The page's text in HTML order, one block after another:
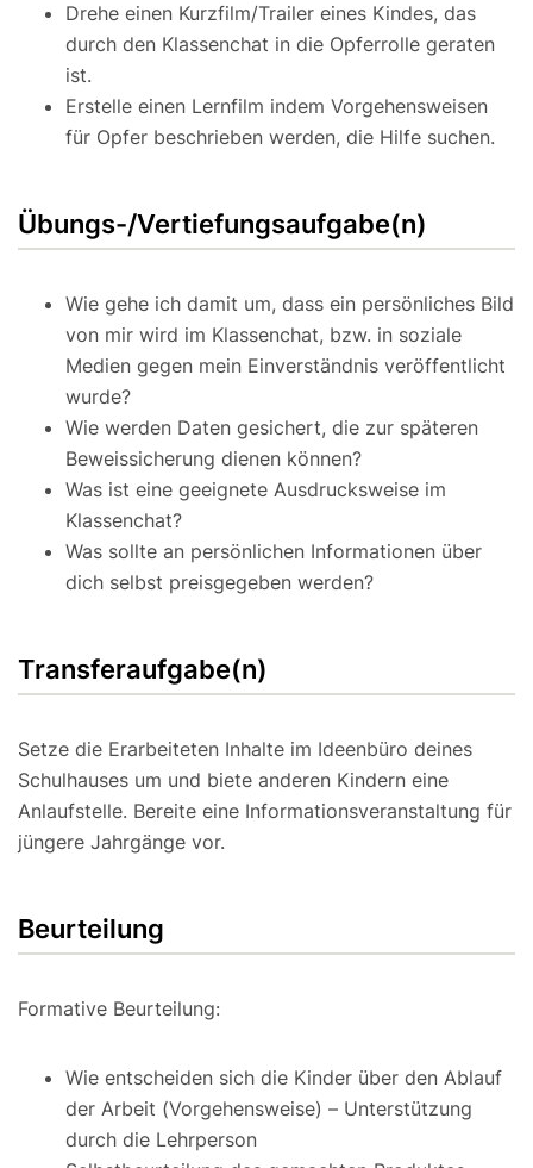
Drehe einen Kurzfilm/Trailer eines Kindes, das
durch den Klassenchat in die Opferrolle geraten
ist.
Erstelle einen Lernfilm indem Vorgehensweisen
für Opfer beschrieben werden, die Hilfe suchen.
Übungs-/Vertiefungsaufgabe(n)
Wie gehe ich damit um, dass ein persönliches Bild
von mir wird im Klassenchat, bzw. in soziale
Medien gegen mein Einverständnis veröffentlicht
wurde?
Wie werden Daten gesichert, die zur späteren
Beweissicherung dienen können?
Was ist eine geeignete Ausdrucksweise im
Klassenchat?
Was sollte an persönlichen Informationen über
dich selbst preisgegeben werden?
Transferaufgabe(n)
Setze die Erarbeiteten Inhalte im Ideenbüro deines
Schulhauses um und biete anderen Kindern eine
Anlaufstelle. Bereite eine Informationsveranstaltung für
jüngere Jahrgänge vor.
Beurteilung
Formative Beurteilung:
Wie entscheiden sich die Kinder über den Ablauf
der Arbeit (Vorgehensweise) – Unterstützung
durch die Lehrperson